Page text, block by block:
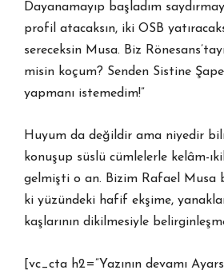
Dayanamayıp başladım
profil atacaksın, iki OSB
sereceksin Musa. Biz
misin koçum? Senden Sistine
yapmanı istemedim!”
Huyum da değildir ama niyedir
konuşup süslü cümlelerle kelâm-
gelmişti o an. Bizim Rafael Musa
ki yüzündeki hafif ekşime,
kaşlarının dikilmesiyle
[vc_cta h2=”Yazının devamı